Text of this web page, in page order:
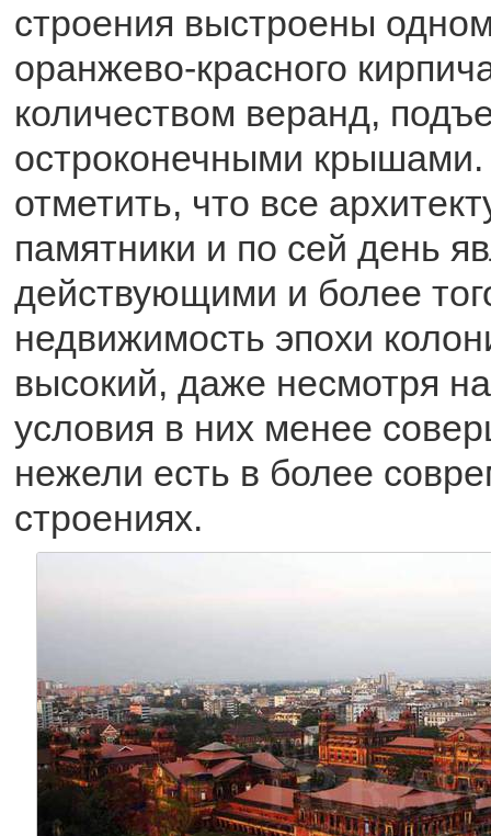
строения выстроены
оранжево-красного
количеством веранд,
остроконечными
отметить, что все
памятники и по сей день
действующими и более
недвижимость эпохи
высокий, даже несмотря
условия в них менее
нежели есть в более
строениях.